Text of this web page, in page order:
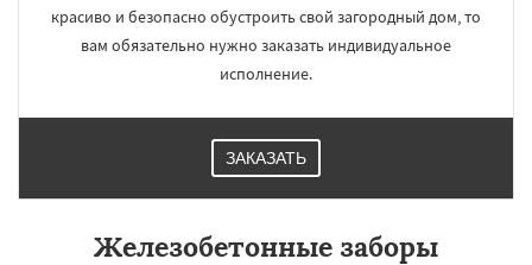
красиво и безопасно обустроить свой загородный дом, то
вам обязательно нужно заказать индивидуальное
исполнение.
ЗАКАЗАТЬ
Железобетонные заборы